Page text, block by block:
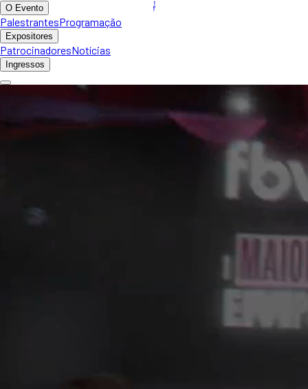
O Evento
PalestrantesProgramação
Expositores
PatrocinadoresNotícias
Ingressos